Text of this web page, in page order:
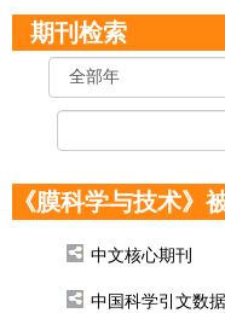
期刊检索
《膜科学与技术》
中文核心期刊
中国科学引文数